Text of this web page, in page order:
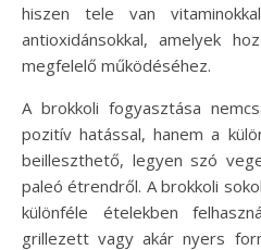
hiszen tele van
antioxidánsokkal, amelyek
megfelelő működéséhez.
A brokkoli fogyasztása
pozitív hatással, hanem a
beilleszthető, legyen szó
paleó étrendről. A brokkoli
különféle ételekben
grillezett vagy akár nyers